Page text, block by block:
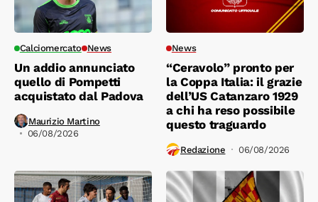
Calciomercato News
Un addio annunciato
quello di Pompetti
acquistato dal Padova
Maurizio Martino
06/08/2026
News
“Ceravolo” pronto per
la Coppa Italia: il grazie
dell’US Catanzaro 1929
a chi ha reso possibile
questo traguardo
Redazione 06/08/2026